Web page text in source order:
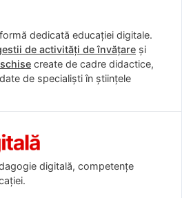
dedicată educației digitale.
de activități de învățare și
create de cadre didactice,
de specialiști în științele
digitală, competențe